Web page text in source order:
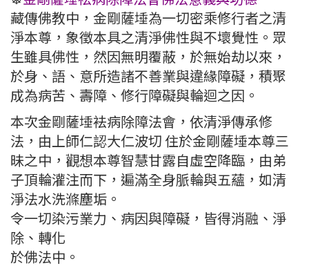
藏傳佛教中，金剛薩埵為一切密乘修行者之清
淨本尊，象徵本具之清淨佛性與不壞覺性。眾
生雖具佛性，然因無明覆蔽，於無始劫以來，
於身、語、意所造諸不善業與違緣障礙，積聚
成為病苦、壽障、修行障礙與輪迴之因。
本次金剛薩埵袪病除障法會，依清淨傳承修
法，由上師仁認大仁波切 住於金剛薩埵本尊三
昧之中，觀想本尊智慧甘露自虛空降臨，由弟
子頂輪灌注而下，遍滿全身脈輪與五蘊，如清
淨法水洗滌塵垢。
令一切染污業力、病因與障礙，皆得消融、淨
除、轉化
於佛法中。